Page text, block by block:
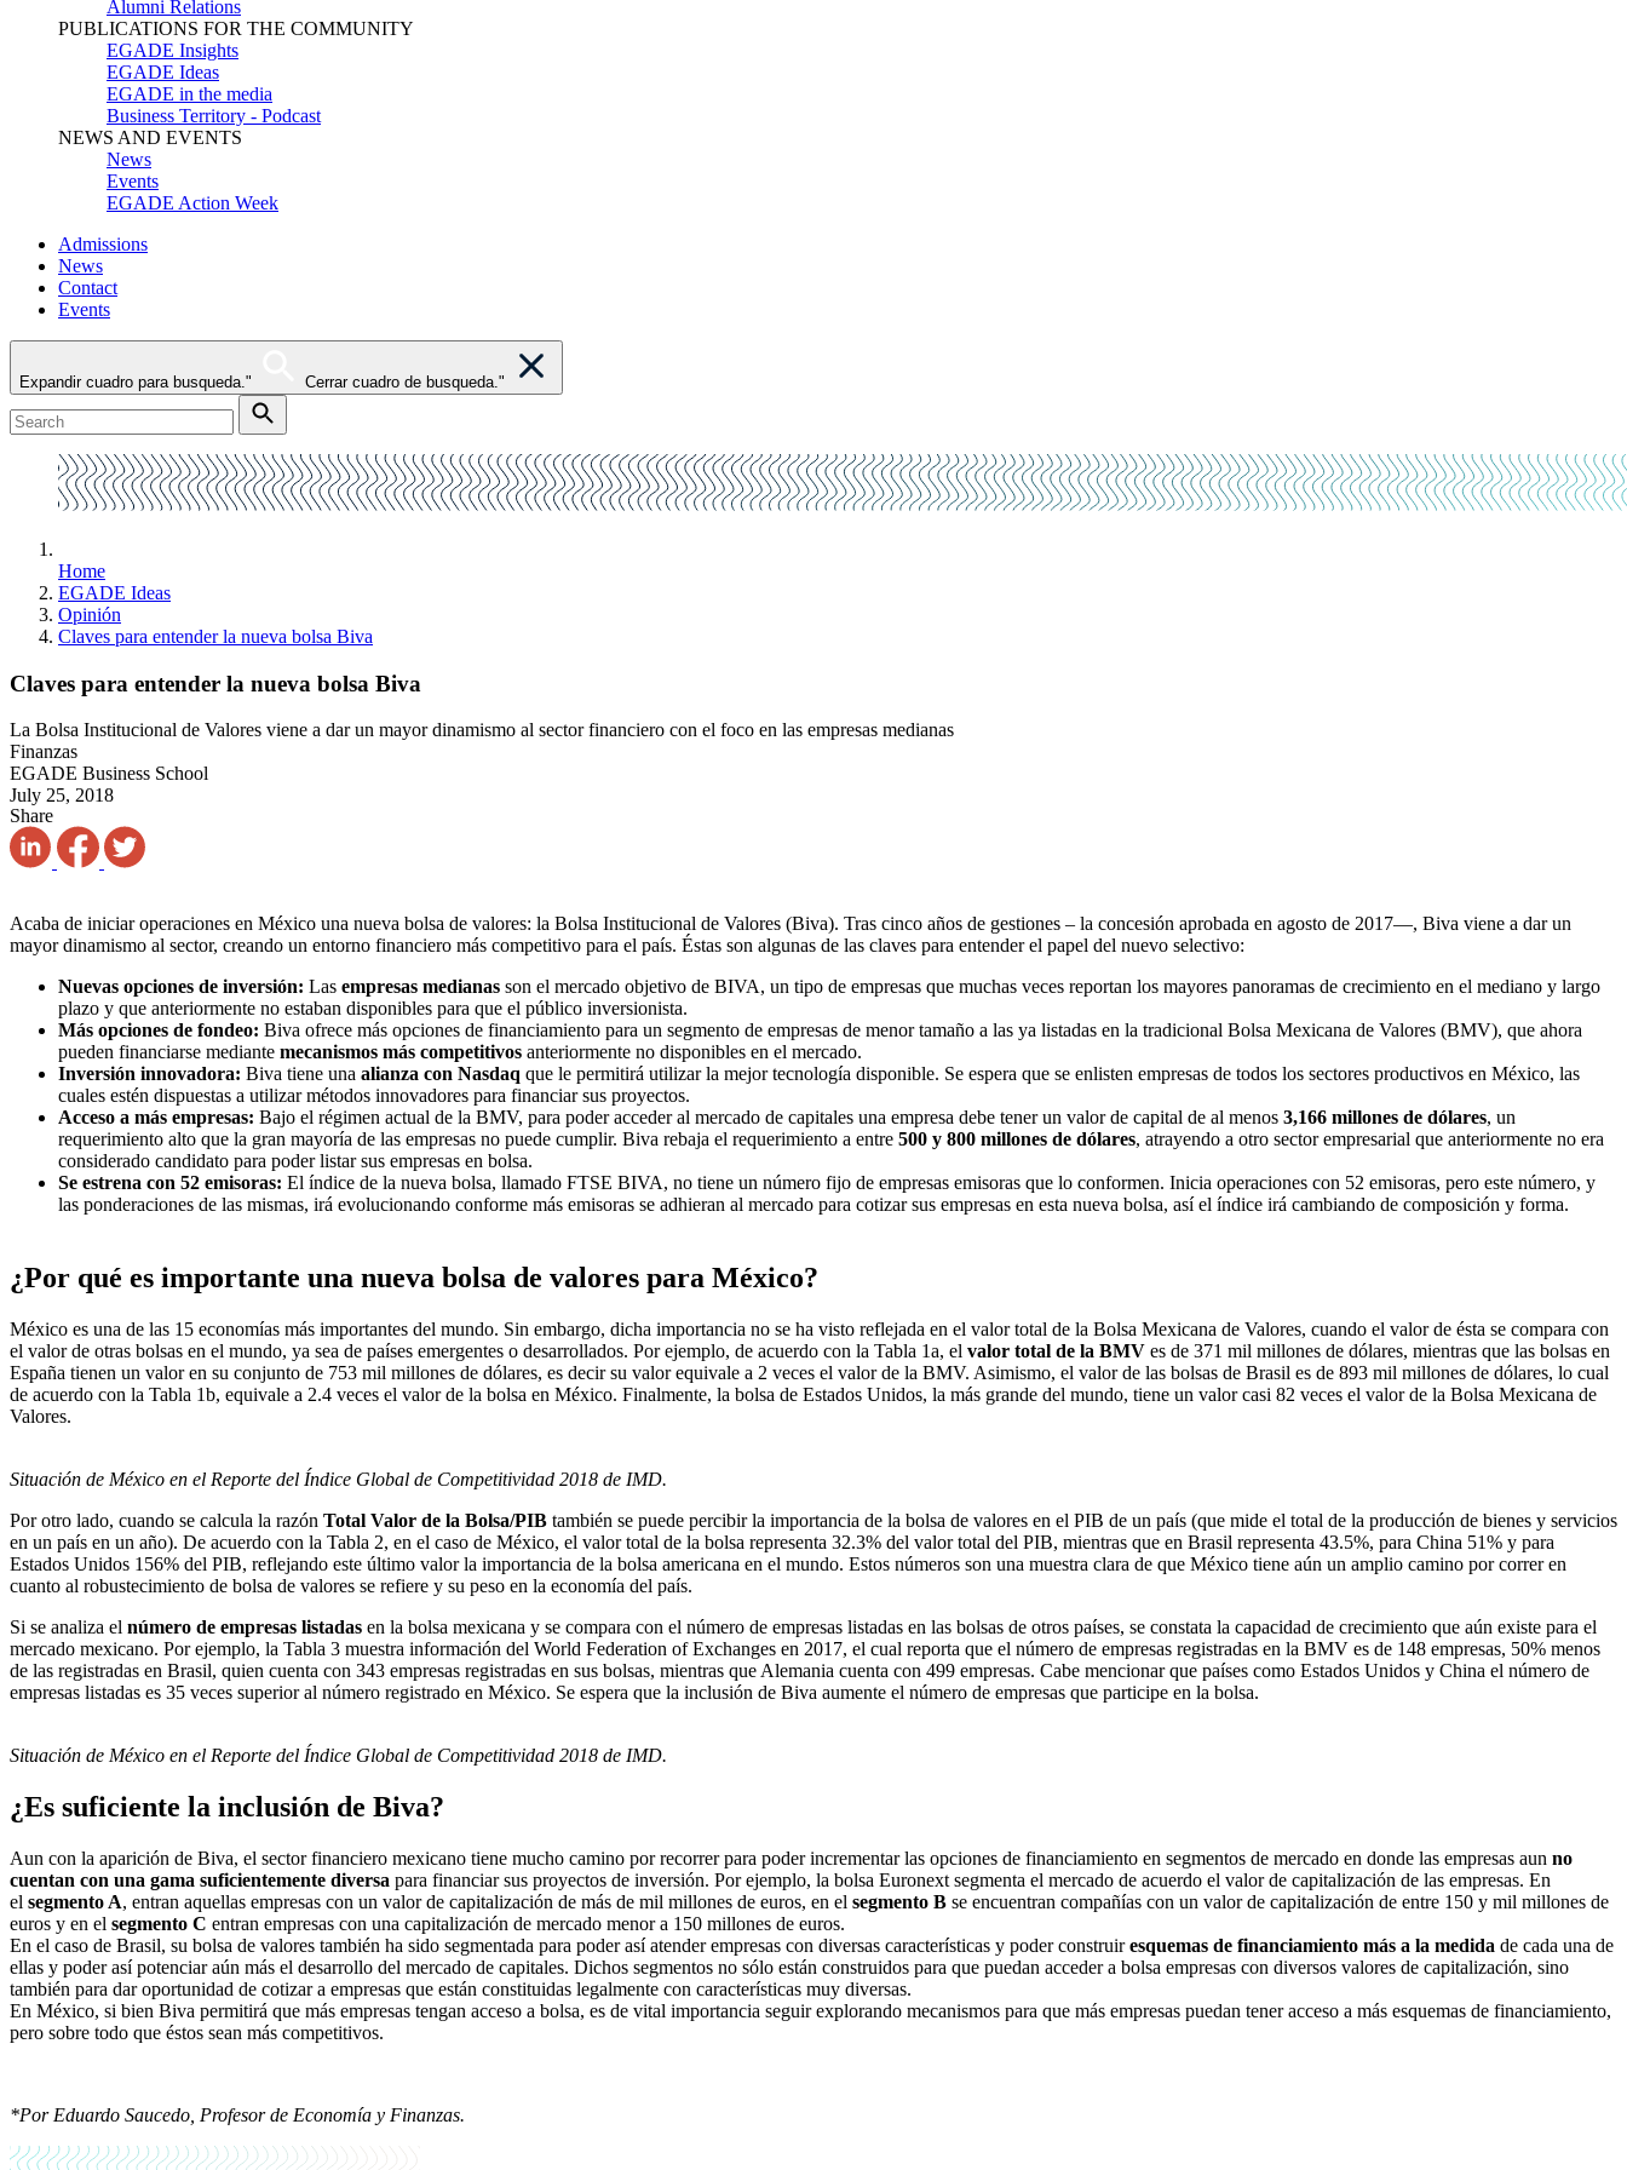
Alumni Relations
PUBLICATIONS FOR THE COMMUNITY
EGADE Insights
EGADE Ideas
EGADE in the media
Business Territory - Podcast
NEWS AND EVENTS
News
Events
EGADE Action Week
Admissions
News
Contact
Events
Expandir cuadro para busqueda." Cerrar cuadro de busqueda."
Home
EGADE Ideas
Opinión
Claves para entender la nueva bolsa Biva
Claves para entender la nueva bolsa Biva
La Bolsa Institucional de Valores viene a dar un mayor dinamismo al sector financiero con el foco en las empresas medianas
Finanzas
EGADE Business School
July 25, 2018
Share
Acaba de iniciar operaciones en México una nueva bolsa de valores: la Bolsa Institucional de Valores (Biva). Tras cinco años de gestiones – la concesión aprobada en agosto de 2017—, Biva viene a dar un
mayor dinamismo al sector, creando un entorno financiero más competitivo para el país. Éstas son algunas de las claves para entender el papel del nuevo selectivo:
Nuevas opciones de inversión: Las empresas medianas son el mercado objetivo de BIVA, un tipo de empresas que muchas veces reportan los mayores panoramas de crecimiento en el mediano y largo
plazo y que anteriormente no estaban disponibles para que el público inversionista.
Más opciones de fondeo: Biva ofrece más opciones de financiamiento para un segmento de empresas de menor tamaño a las ya listadas en la tradicional Bolsa Mexicana de Valores (BMV), que ahora
pueden financiarse mediante mecanismos más competitivos anteriormente no disponibles en el mercado.
Inversión innovadora: Biva tiene una alianza con Nasdaq que le permitirá utilizar la mejor tecnología disponible. Se espera que se enlisten empresas de todos los sectores productivos en México, las
cuales estén dispuestas a utilizar métodos innovadores para financiar sus proyectos.
Acceso a más empresas: Bajo el régimen actual de la BMV, para poder acceder al mercado de capitales una empresa debe tener un valor de capital de al menos 3,166 millones de dólares, un
requerimiento alto que la gran mayoría de las empresas no puede cumplir. Biva rebaja el requerimiento a entre 500 y 800 millones de dólares, atrayendo a otro sector empresarial que anteriormente no era
considerado candidato para poder listar sus empresas en bolsa.
Se estrena con 52 emisoras: El índice de la nueva bolsa, llamado FTSE BIVA, no tiene un número fijo de empresas emisoras que lo conformen. Inicia operaciones con 52 emisoras, pero este número, y
las ponderaciones de las mismas, irá evolucionando conforme más emisoras se adhieran al mercado para cotizar sus empresas en esta nueva bolsa, así el índice irá cambiando de composición y forma.
¿Por qué es importante una nueva bolsa de valores para México?
México es una de las 15 economías más importantes del mundo. Sin embargo, dicha importancia no se ha visto reflejada en el valor total de la Bolsa Mexicana de Valores, cuando el valor de ésta se compara con
el valor de otras bolsas en el mundo, ya sea de países emergentes o desarrollados. Por ejemplo, de acuerdo con la Tabla 1a, el valor total de la BMV es de 371 mil millones de dólares, mientras que las bolsas en
España tienen un valor en su conjunto de 753 mil millones de dólares, es decir su valor equivale a 2 veces el valor de la BMV. Asimismo, el valor de las bolsas de Brasil es de 893 mil millones de dólares, lo cual
de acuerdo con la Tabla 1b, equivale a 2.4 veces el valor de la bolsa en México. Finalmente, la bolsa de Estados Unidos, la más grande del mundo, tiene un valor casi 82 veces el valor de la Bolsa Mexicana de
Valores.
Situación de México en el Reporte del Índice Global de Competitividad 2018 de IMD.
Por otro lado, cuando se calcula la razón Total Valor de la Bolsa/PIB también se puede percibir la importancia de la bolsa de valores en el PIB de un país (que mide el total de la producción de bienes y servicios
en un país en un año). De acuerdo con la Tabla 2, en el caso de México, el valor total de la bolsa representa 32.3% del valor total del PIB, mientras que en Brasil representa 43.5%, para China 51% y para
Estados Unidos 156% del PIB, reflejando este último valor la importancia de la bolsa americana en el mundo. Estos números son una muestra clara de que México tiene aún un amplio camino por correr en
cuanto al robustecimiento de bolsa de valores se refiere y su peso en la economía del país.
Si se analiza el número de empresas listadas en la bolsa mexicana y se compara con el número de empresas listadas en las bolsas de otros países, se constata la capacidad de crecimiento que aún existe para el
mercado mexicano. Por ejemplo, la Tabla 3 muestra información del World Federation of Exchanges en 2017, el cual reporta que el número de empresas registradas en la BMV es de 148 empresas, 50% menos
de las registradas en Brasil, quien cuenta con 343 empresas registradas en sus bolsas, mientras que Alemania cuenta con 499 empresas. Cabe mencionar que países como Estados Unidos y China el número de
empresas listadas es 35 veces superior al número registrado en México. Se espera que la inclusión de Biva aumente el número de empresas que participe en la bolsa.
Situación de México en el Reporte del Índice Global de Competitividad 2018 de IMD.
¿Es suficiente la inclusión de Biva?
Aun con la aparición de Biva, el sector financiero mexicano tiene mucho camino por recorrer para poder incrementar las opciones de financiamiento en segmentos de mercado en donde las empresas aun no
cuentan con una gama suficientemente diversa para financiar sus proyectos de inversión. Por ejemplo, la bolsa Euronext segmenta el mercado de acuerdo el valor de capitalización de las empresas. En
el segmento A, entran aquellas empresas con un valor de capitalización de más de mil millones de euros, en el segmento B se encuentran compañías con un valor de capitalización de entre 150 y mil millones de
euros y en el segmento C entran empresas con una capitalización de mercado menor a 150 millones de euros.
En el caso de Brasil, su bolsa de valores también ha sido segmentada para poder así atender empresas con diversas características y poder construiresquemas de financiamiento más a la medida de cada una de
ellas y poder así potenciar aún más el desarrollo del mercado de capitales. Dichos segmentos no sólo están construidos para que puedan acceder a bolsa empresas con diversos valores de capitalización, sino
también para dar oportunidad de cotizar a empresas que están constituidas legalmente con características muy diversas.
En México, si bien Biva permitirá que más empresas tengan acceso a bolsa, es de vital importancia seguir explorando mecanismos para que más empresas puedan tener acceso a más esquemas de financiamiento,
pero sobre todo que éstos sean más competitivos.
*Por Eduardo Saucedo, Profesor de Economía y Finanzas.